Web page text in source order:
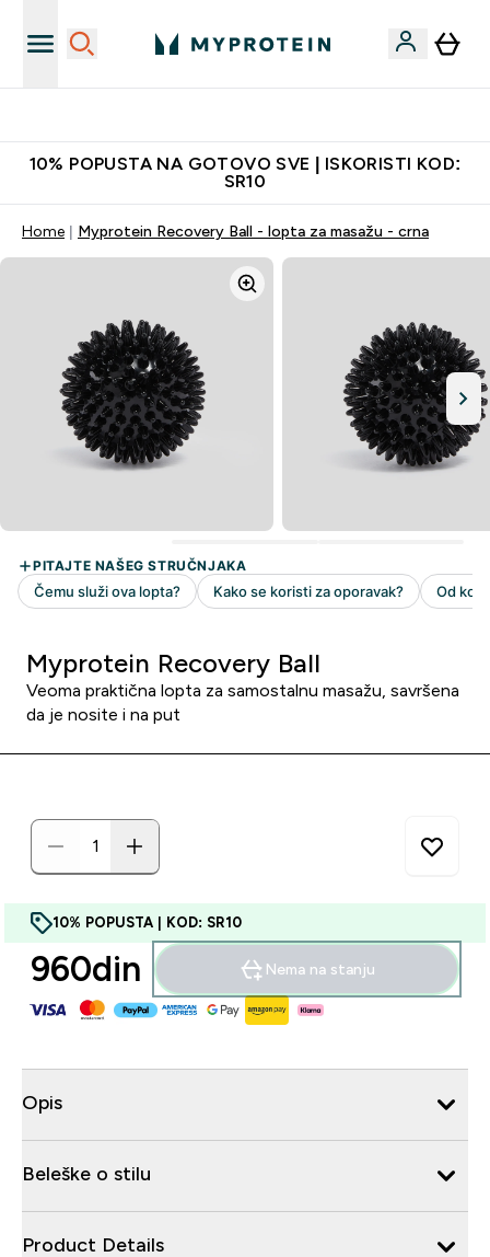
10% POPUSTA NA GOTOVO SVE | ISKORISTI KOD:
SR10
Home Myprotein Recovery Ball - lopta za masažu - crna
Myprotein Recovery Ball
Veoma praktična lopta za samostalnu masažu, savršena
da je nosite i na put
10% POPUSTA | KOD: SR10
960din‎ Nema na stanju
Opis
Beleške o stilu
Product Details